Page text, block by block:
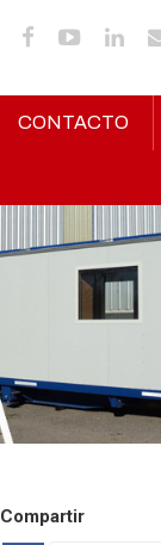
CONTACTO
Compartir